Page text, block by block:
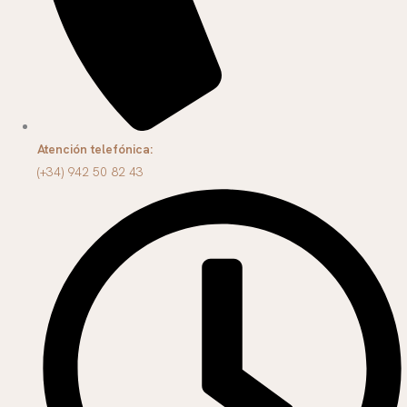
Atención telefónica:
(+34) 942 50 82 43